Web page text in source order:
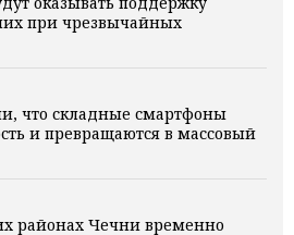
при чрезвычайных
что складные смартфоны
и превращаются в массовый
районах Чечни временно